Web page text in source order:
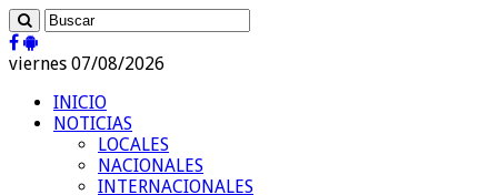
viernes 07/08/2026
INICIO
NOTICIAS
LOCALES
NACIONALES
INTERNACIONALES